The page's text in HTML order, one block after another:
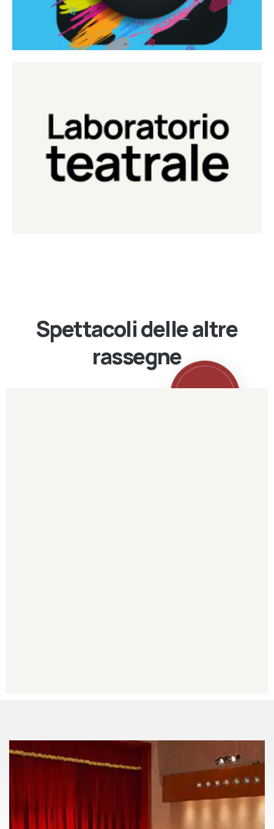
Laboratorio Teatrale
Laboratorio di teatro del Teatro Eduardo de Filippo
Continua
Spettacoli delle altre
rassegne